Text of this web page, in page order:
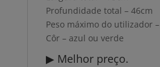
Profundidade total – 46cm
Peso máximo do utilizador
Côr – azul ou verde
▶ Melhor preço.